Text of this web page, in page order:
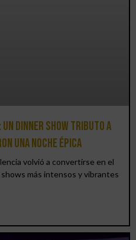
Dinner Show Tributo a
una noche épica
volvió a convertirse en el
más intensos y vibrantes